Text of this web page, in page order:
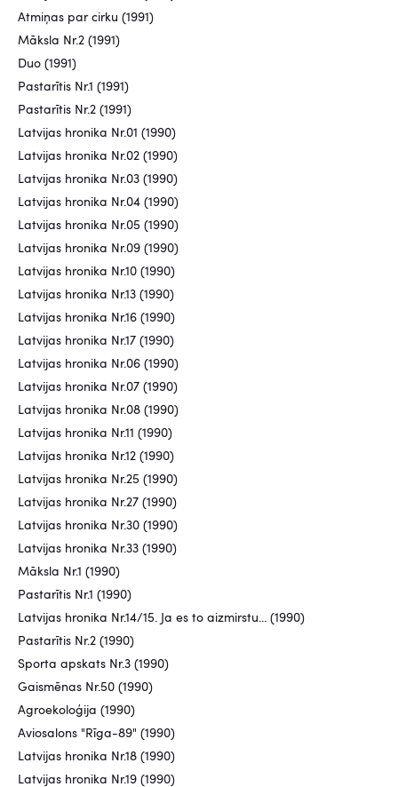
Atmiņas par cirku (1991)
Māksla Nr.2 (1991)
Duo (1991)
Pastarītis Nr.1 (1991)
Pastarītis Nr.2 (1991)
Latvijas hronika Nr.01 (1990)
Latvijas hronika Nr.02 (1990)
Latvijas hronika Nr.03 (1990)
Latvijas hronika Nr.04 (1990)
Latvijas hronika Nr.05 (1990)
Latvijas hronika Nr.09 (1990)
Latvijas hronika Nr.10 (1990)
Latvijas hronika Nr.13 (1990)
Latvijas hronika Nr.16 (1990)
Latvijas hronika Nr.17 (1990)
Latvijas hronika Nr.06 (1990)
Latvijas hronika Nr.07 (1990)
Latvijas hronika Nr.08 (1990)
Latvijas hronika Nr.11 (1990)
Latvijas hronika Nr.12 (1990)
Latvijas hronika Nr.25 (1990)
Latvijas hronika Nr.27 (1990)
Latvijas hronika Nr.30 (1990)
Latvijas hronika Nr.33 (1990)
Māksla Nr.1 (1990)
Pastarītis Nr.1 (1990)
Latvijas hronika Nr.14/15. Ja es to aizmirstu... (1990)
Pastarītis Nr.2 (1990)
Sporta apskats Nr.3 (1990)
Gaismēnas Nr.50 (1990)
Agroekoloģija (1990)
Aviosalons "Rīga-89" (1990)
Latvijas hronika Nr.18 (1990)
Latvijas hronika Nr.19 (1990)